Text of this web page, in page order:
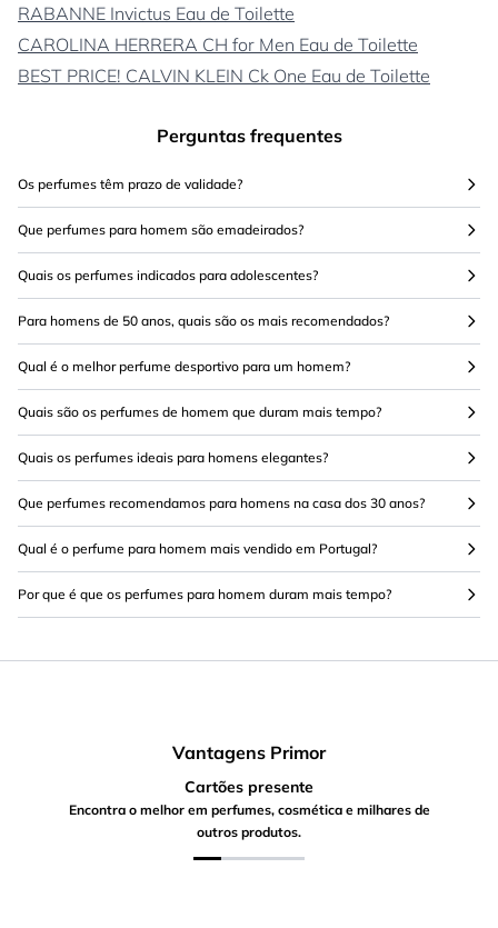
RABANNE Invictus Eau de Toilette
CAROLINA HERRERA CH for Men Eau de Toilette
BEST PRICE! CALVIN KLEIN Ck One Eau de Toilette
Perguntas frequentes
Os perfumes têm prazo de validade?
Que perfumes para homem são emadeirados?
Quais os perfumes indicados para adolescentes?
Para homens de 50 anos, quais são os mais recomendados?
Qual é o melhor perfume desportivo para um homem?
Quais são os perfumes de homem que duram mais tempo?
Quais os perfumes ideais para homens elegantes?
Que perfumes recomendamos para homens na casa dos 30 anos?
Qual é o perfume para homem mais vendido em Portugal?
Por que é que os perfumes para homem duram mais tempo?
Vantagens Primor
Cartões presente
Encontra o melhor em perfumes, cosmética e milhares de
outros produtos.